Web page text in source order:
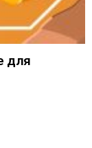
для